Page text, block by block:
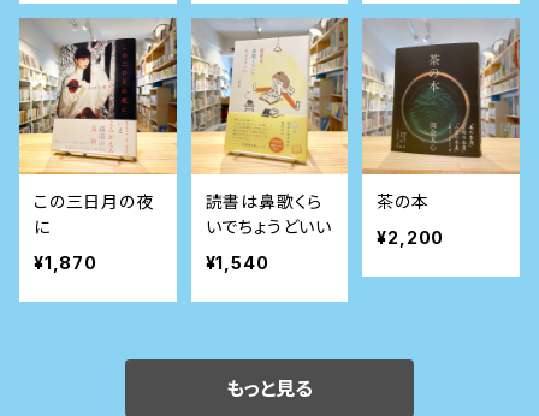
この三日月の夜
に
¥1,870
読書は鼻歌くら
いでちょうどいい
¥1,540
茶の本
¥2,200
もっと見る